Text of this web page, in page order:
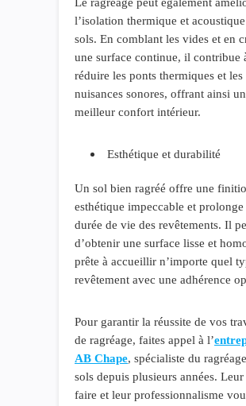
l’isolation thermique et
sols. En comblant les vides et en
une surface continue, il contribue
réduire les ponts thermiques et les
nuisances sonores, offrant ainsi un
meilleur confort intérieur.
Esthétique et durabilité
Un sol bien ragréé offre une
esthétique impeccable et prolonge
durée de vie des revêtements. Il
d’obtenir une surface lisse et
prête à accueillir n’importe quel
revêtement avec une adhérence
Pour garantir la réussite de vos
de ragréage, faites appel à l’
AB Chape, spécialiste du
sols depuis plusieurs années.
faire et leur professionnalisme